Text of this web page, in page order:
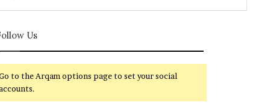
Us
to the Arqam options page to set your social